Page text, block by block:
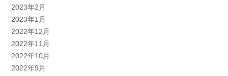
2023年2月
2023年1月
2022年12月
2022年11月
2022年10月
2022年9月